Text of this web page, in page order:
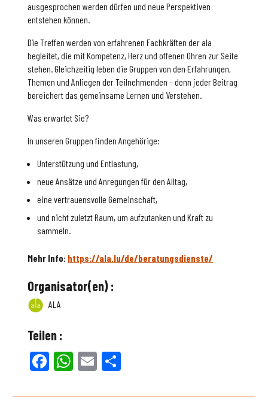
ausgesprochen werden dürfen und neue Perspektiven
entstehen können.
Die Treffen werden von erfahrenen Fachkräften der ala
begleitet, die mit Kompetenz, Herz und offenen Ohren zur Seite
stehen. Gleichzeitig leben die Gruppen von den Erfahrungen,
Themen und Anliegen der Teilnehmenden – denn jeder Beitrag
bereichert das gemeinsame Lernen und Verstehen.
Was erwartet Sie?
In unseren Gruppen finden Angehörige:
Unterstützung und Entlastung,
neue Ansätze und Anregungen für den Alltag,
eine vertrauensvolle Gemeinschaft,
und nicht zuletzt Raum, um aufzutanken und Kraft zu
sammeln.
Mehr Info: https://ala.lu/de/beratungsdienste/
Organisator(en) :
ALA
Teilen :
Facebook
WhatsApp
Email